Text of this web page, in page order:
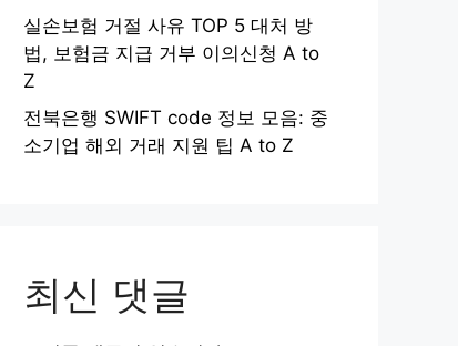
실손보험 거절 사유 TOP 5 대처 방
법, 보험금 지급 거부 이의신청 A to
Z
전북은행 SWIFT code 정보 모음: 중
소기업 해외 거래 지원 팁 A to Z
최신 댓글